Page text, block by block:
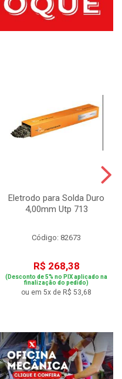
Eletrodo para Solda Duro
4,00mm Utp 713
Código: 82673
R$ 268,38
(Desconto de 5% no PIX aplicado na
finalização do pedido)
ou em 5x de R$ 53,68